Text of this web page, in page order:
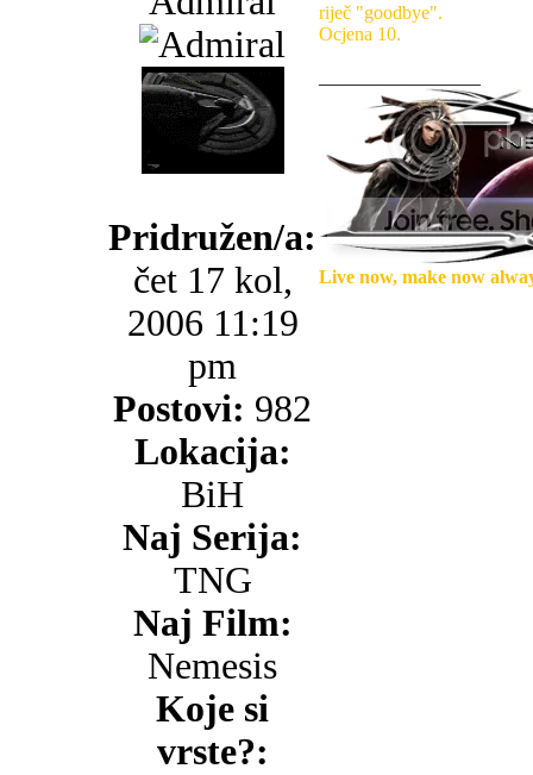
Pridružen/a:
čet 17 kol,
2006 11:19
pm
Postovi: 982
Lokacija:
BiH
Naj Serija:
TNG
Naj Film:
Nemesis
Koje si
vrste?:
riječ "goodbye".
Ocjena 10.
Live now, make now